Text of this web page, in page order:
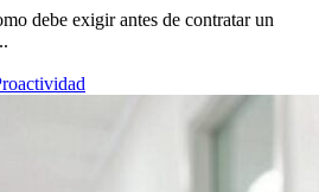
debe exigir antes de contratar un